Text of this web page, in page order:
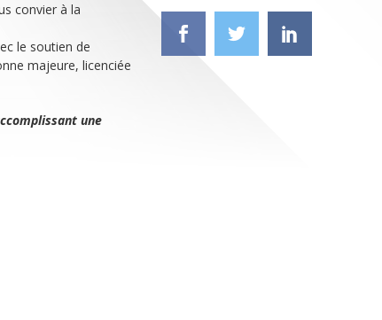
convier à la
le soutien de
majeure, licenciée
une